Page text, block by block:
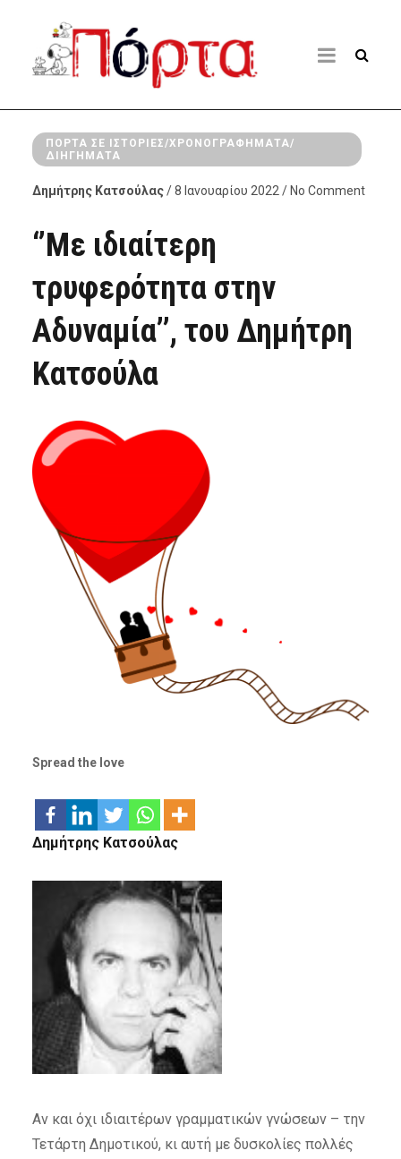
ΠΌΡΤΑ ΣΕ ΙΣΤΟΡΊΕΣ/ΧΡΟΝΟΓΡΑΦΉΜΑΤΑ/
ΔΙΗΓΉΜΑΤΑ
Δημήτρης Κατσούλας/ 8 Ιανουαρίου 2022 / No Comment
‘’Με ιδιαίτερη
τρυφερότητα στην
Αδυναμία’’, του Δημήτρη
Κατσούλα
Spread the love
Δημήτρης Κατσούλας
Αν και όχι ιδιαιτέρων γραμματικών γνώσεων – την
Τετάρτη Δημοτικού, κι αυτή με δυσκολίες πολλές